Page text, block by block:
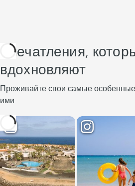
Впечатления,
вдохновляют
Проживайте свои самые
ими